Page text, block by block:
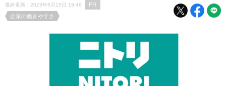
最終更新：2023年5月15日 19:46
PR
企業の働きやすさ